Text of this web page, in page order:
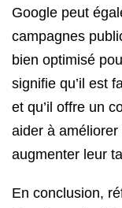
Google peut
campagnes
bien optimisé
signifie qu’il est
et qu’il offre un
aider à
augmenter leur
En conclusion,